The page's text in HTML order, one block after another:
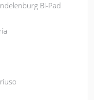
Bi-Pad